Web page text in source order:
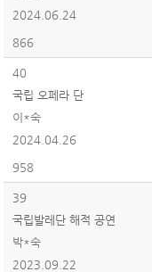
2024.06.24
866
40
국립 오페라 단
이*숙
2024.04.26
958
39
국립발레단 해적 공연
박*숙
2023.09.22